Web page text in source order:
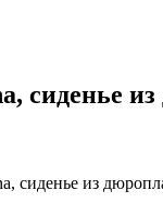
сиденье
сиденье из